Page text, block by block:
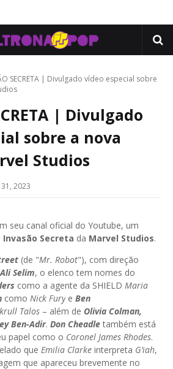
SECRETA | Divulgado vídeo especial sobre
| Divulgado
sobre a nova
Studios
2023
seu canal oficial do Youtube, um
Invasão Secreta da Marvel Studios.
(de "Mr. Robot"), com direção
Ali Selim, o elenco tem nomes do
como a agente da SHIELD Maria
como Nick Fury e Ben
Talos – além de Olivia Colman,
Ben-Adir. Don Cheadletambém está
papel como o Coronel James Rhodes.
que Emilia Clarke interpreta G’iah,
que apareceu brevemente no